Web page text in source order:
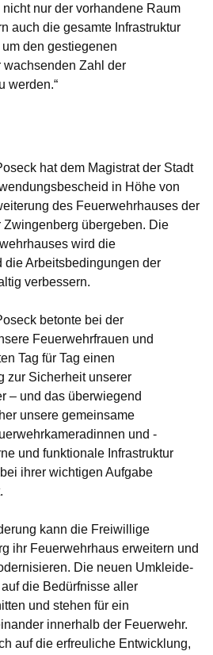
nur der vorhandene Raum
auch die gesamte Infrastruktur
den gestiegenen
Zahl der
werden.“
hat dem Magistrat der Stadt
in Höhe von
des Feuerwehrhauses der
übergeben. Die
wird die
die Arbeitsbedingungen der
verbessern.
betonte bei der
Feuerwehrfrauen und
Tag für Tag einen
zur Sicherheit unserer
– und das überwiegend
unsere gemeinsame
und -
und funktionale Infrastruktur
ihrer wichtigen Aufgabe
kann die Freiwillige
ihr Feuerwehrhaus erweitern und
Die neuen Umkleide-
die Bedürfnisse aller
und stehen für ein
innerhalb der Feuerwehr.
auf die erfreuliche Entwicklung,